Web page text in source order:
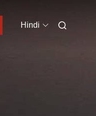
Hindi